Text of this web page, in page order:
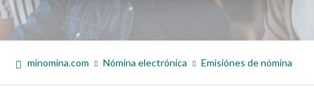
minomina.com Nómina electrónica Emisiónes de nómina